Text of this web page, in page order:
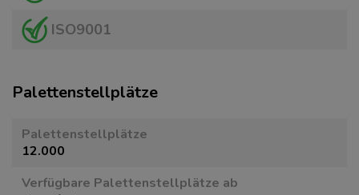
ISO9001
Paletten­stellplätze
Paletten­stellplätze
12.000
Verfügbare Paletten­stellplätze ab